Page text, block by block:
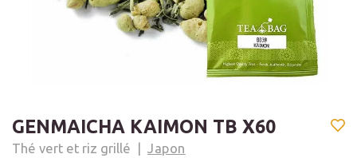
GENMAICHA KAIMON TB X60
Thé vert et riz grillé Japon